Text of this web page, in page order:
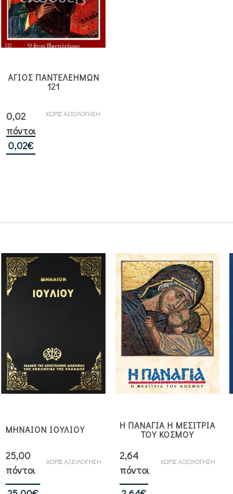
ΑΓΙΟΣ ΠΑΝΤΕΛΕΗΜΩΝ
121
ΧΩΡΙΣ ΑΞΙΟΛΟΓΗΣΗ
0,02
πόντοι
0,02€
ΜΗΝΑΙΟΝ ΙΟΥΛΙΟΥ
ΧΩΡΙΣ ΑΞΙΟΛΟΓΗΣΗ
25,00
πόντοι
Η ΠΑΝΑΓΙΑ Η ΜΕΣΙΤΡΙΑ
ΤΟΥ ΚΟΣΜΟΥ
ΧΩΡΙΣ ΑΞΙΟΛΟΓΗΣΗ
2,64
πόντοι